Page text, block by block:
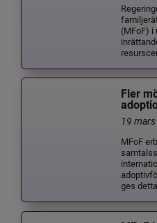
(MFoF) i
Fler
19
MFoF
ges